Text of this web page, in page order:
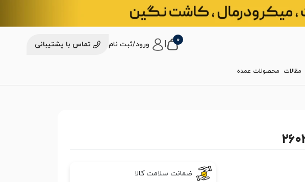
0 ورود/ثبت نام تماس با پشتیبانی
مقالات محصولات عمده
ضمانت سلامت کالا